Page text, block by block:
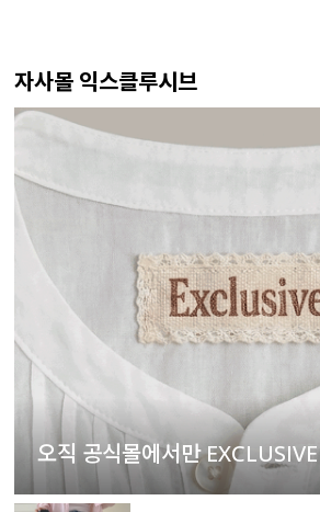
자사몰 익스클루시브
오직 공식몰에서만 EXCLUSIVE